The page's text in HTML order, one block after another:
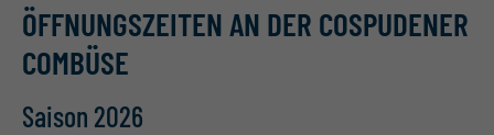
ÖFFNUNGSZEITEN AN DER COSPUDENER
COMBÜSE
Saison 2026